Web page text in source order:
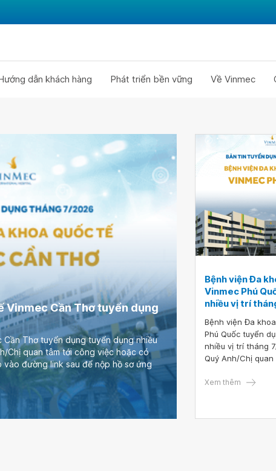
dẫn khách hàng Phát triển bền vững Về Vinmec
Vinmec Cần Thơ tuyển dụng
Thơ tuyển dụng tuyển dụng nhiều
Chị quan tâm tới công việc hoặc có
đường link sau để nộp hồ sơ ứng
Bệnh viện Đa
Vinmec Phú
nhiều vị trí
Bệnh viện Đa
Phú Quốc tuyển
nhiều vị trí tháng
Quý Anh/Chị
lòng truy cập vào
Xem thêm